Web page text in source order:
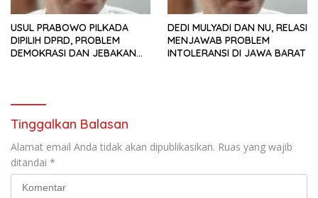
USUL PRABOWO PILKADA
DIPILIH DPRD, PROBLEM
DEMOKRASI DAN JEBAKAN
DEDI MULYADI DAN NU, RELASI
MENJAWAB PROBLEM
INTOLERANSI DI JAWA BARAT
Tinggalkan Balasan
Alamat email Anda tidak akan dipublikasikan. Ruas yang wajib
ditandai *